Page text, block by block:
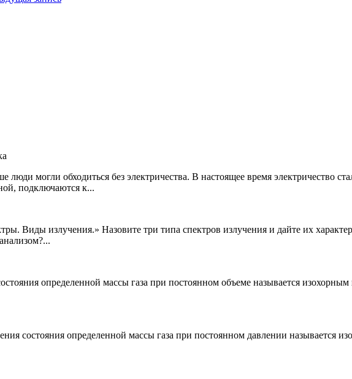
люди могли обходиться без электричества. В настоящее время электричество
подключаются к...
Виды излучения.» Назовите три типа спектров излучения и дайте их
определенной массы газа при постоянном объеме называется
состояния определенной массы газа при постоянном давлении называется